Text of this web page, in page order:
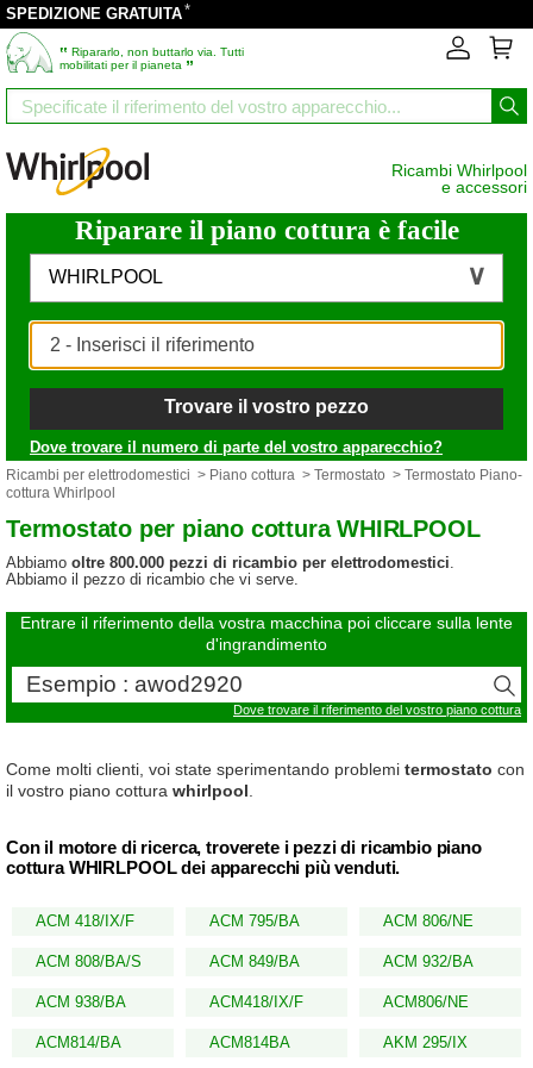
SPEDIZIONE GRATUITA*
‟ Ripararlo, non buttarlo via. Tutti
mobilitati per il pianeta ”
Ricambi Whirlpool
e accessori
Riparare il piano cottura è facile
WHIRLPOOL
Trovare il vostro pezzo
Dove trovare il numero di parte del vostro apparecchio?
Ricambi per elettrodomestici > Piano cottura > Termostato > Termostato Piano-
cottura Whirlpool
Termostato per piano cottura WHIRLPOOL
Abbiamo oltre 800.000 pezzi di ricambio per elettrodomestici.
Abbiamo il pezzo di ricambio che vi serve.
Entrare il riferimento della vostra macchina poi cliccare sulla lente
d'ingrandimento
Dove trovare il riferimento del vostro piano cottura
Come molti clienti, voi state sperimentando problemi termostato con
il vostro piano cottura whirlpool
Con il motore di ricerca, troverete i pezzi di ricambio piano
cottura WHIRLPOOL dei apparecchi più venduti.
ACM 418/IX/F ACM 795/BA ACM 806/NE
ACM 808/BA/S ACM 849/BA ACM 932/BA
ACM 938/BA ACM418/IX/F ACM806/NE
ACM814/BA ACM814BA AKM 295/IX